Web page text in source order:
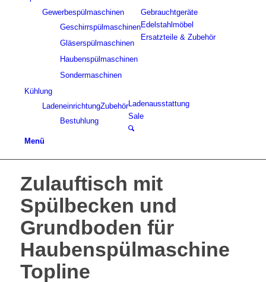
Gewerbespülmaschinen
Geschirrspülmaschinen
Gläserspülmaschinen
Haubenspülmaschinen
Sondermaschinen
Gebrauchtgeräte
Edelstahlmöbel
Ersatzteile & Zubehör
Kühlung
Ladenausstattung
Ladeneinrichtung
Bestuhlung
Zubehör
Sale
Menü
Zulauftisch mit
Spülbecken und
Grundboden für
Haubenspülmaschine
Topline